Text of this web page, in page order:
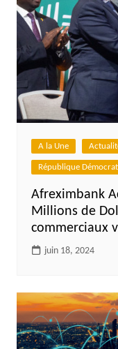
A la Une
République
Afreximbank
Millions de
commerciaux
juin 18, 2024